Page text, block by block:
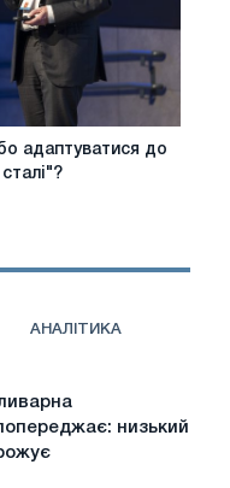
адаптуватися до
АНАЛІТИКА
низький